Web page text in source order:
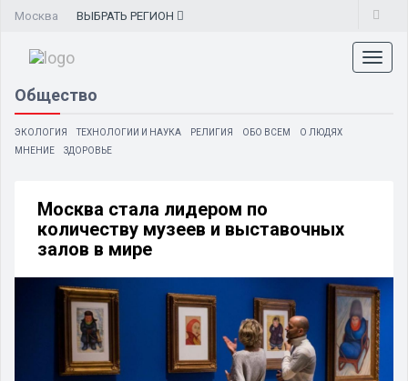
Москва ВЫБРАТЬ РЕГИОН
Общество
ЭКОЛОГИЯ ТЕХНОЛОГИИ И НАУКА РЕЛИГИЯ ОБО ВСЕМ
О ЛЮДЯХ
МНЕНИЕ
ЗДОРОВЬЕ
Москва стала лидером по
количеству музеев и выставочных
залов в мире